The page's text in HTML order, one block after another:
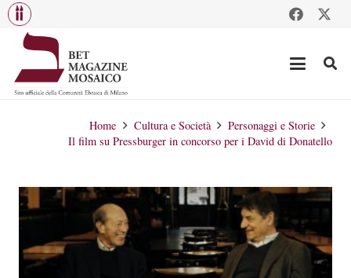
Home Cultura e Società
Personaggi e Storie
Il film su Pressburger in concorso per i David di Donatello